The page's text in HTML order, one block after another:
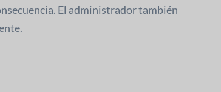
El administrador también